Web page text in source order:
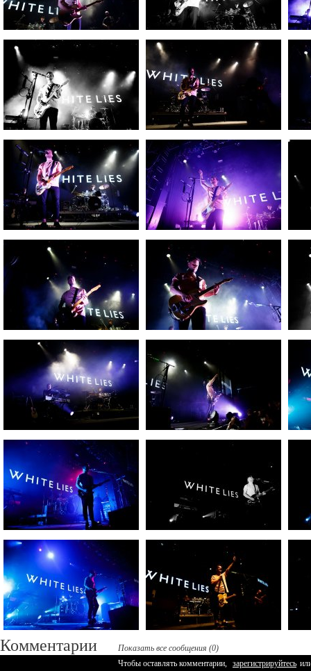
Комментарии
Показать все сообщения (0)
Чтобы оставлять комментарии, зарегистрируйтесь